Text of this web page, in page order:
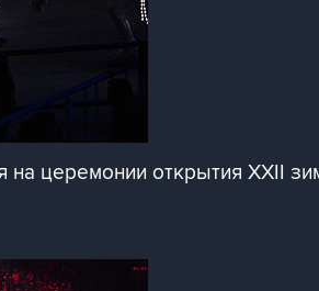
церемонии открытия XXII